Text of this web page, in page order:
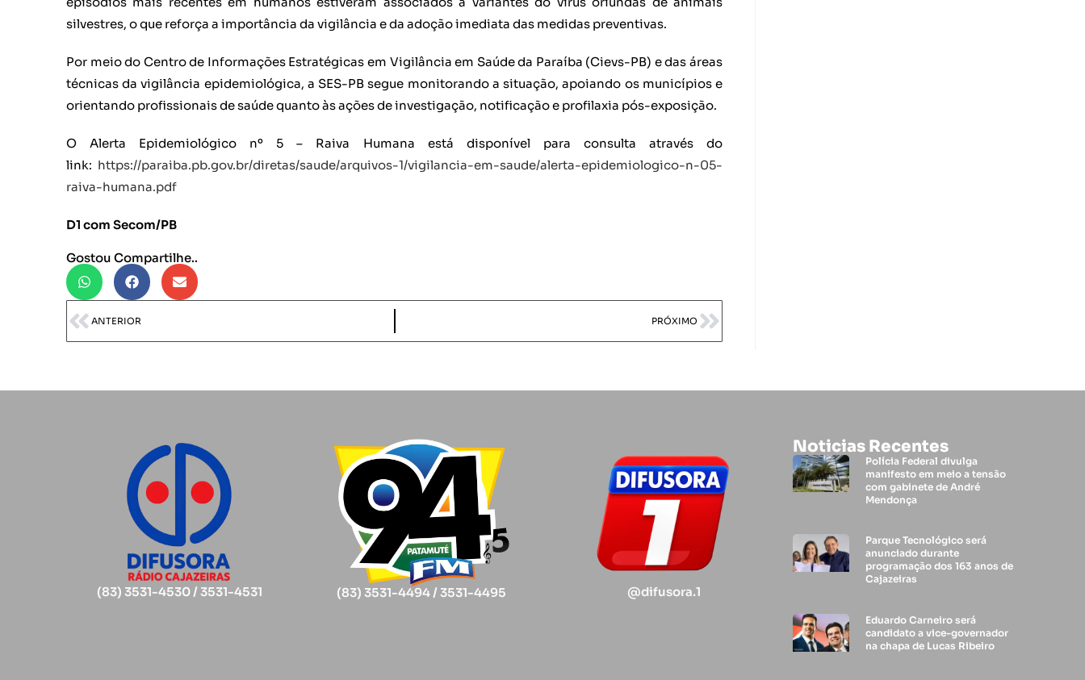
silvestres, o que reforça a importância da vigilância e da adoção imediata das medidas preventivas.
Por meio do Centro de Informações Estratégicas em Vigilância em Saúde da Paraíba (Cievs-PB) e das áreas
técnicas da vigilância epidemiológica, a SES-PB segue monitorando a situação, apoiando os municípios e
orientando profissionais de saúde quanto às ações de investigação, notificação e profilaxia pós-exposição.
O Alerta Epidemiológico nº 5 – Raiva Humana está disponível para consulta através do
link: https://paraiba.pb.gov.br/diretas/saude/arquivos-1/vigilancia-em-saude/alerta-epidemiologico-n-05-
raiva-humana.pdf
D1 com Secom/PB
Gostou Compartilhe..
ANTERIOR PRÓXIMO
(83) 3531-4530 / 3531-4531 (83) 3531-4494 / 3531-4495 @difusora.1
Noticias Recentes
Polícia Federal divulga
manifesto em meio a tensão
com gabinete de André
Mendonça
Parque Tecnológico será
anunciado durante
programação dos 163 anos de
Cajazeiras
Eduardo Carneiro será
candidato a vice-governador
na chapa de Lucas Ribeiro